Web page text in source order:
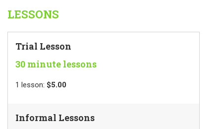
LESSONS
Trial Lesson
30 minute lessons
1 lesson: $5.00
Informal Lessons